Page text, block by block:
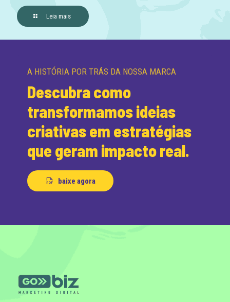
Leia mais
A HISTÓRIA POR TRÁS DA NOSSA MARCA
Descubra como
transformamos ideias
criativas em estratégias
que geram impacto real.
baixe agora